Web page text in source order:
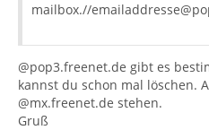
mailbox.//
@pop3.freenet.de gibt es
kannst du schon mal löschen.
@mx.freenet.de stehen.
Gruß